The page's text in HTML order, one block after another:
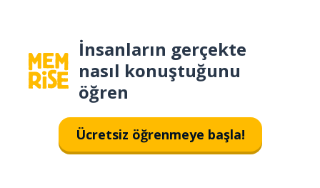
İnsanların gerçekte
nasıl konuştuğunu
öğren
Ücretsiz öğrenmeye başla!